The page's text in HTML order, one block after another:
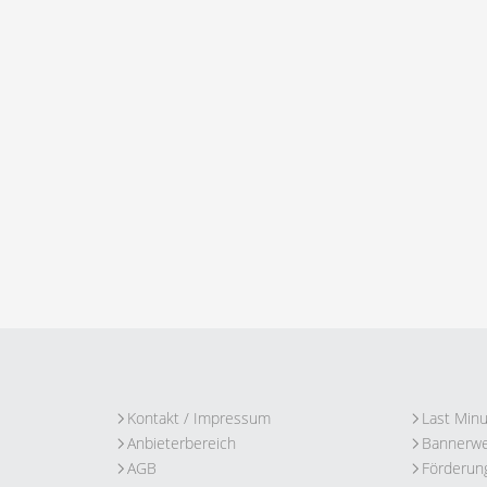
Kontakt / Impressum
Anbieterbereich
AGB
Last